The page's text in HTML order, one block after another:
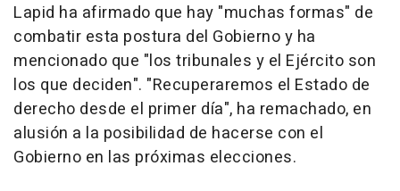
Lapid ha afirmado que hay "muchas formas" de
combatir esta postura del Gobierno y ha
mencionado que "los tribunales y el Ejército son
los que deciden". "Recuperaremos el Estado de
derecho desde el primer día", ha remachado, en
alusión a la posibilidad de hacerse con el
Gobierno en las próximas elecciones.